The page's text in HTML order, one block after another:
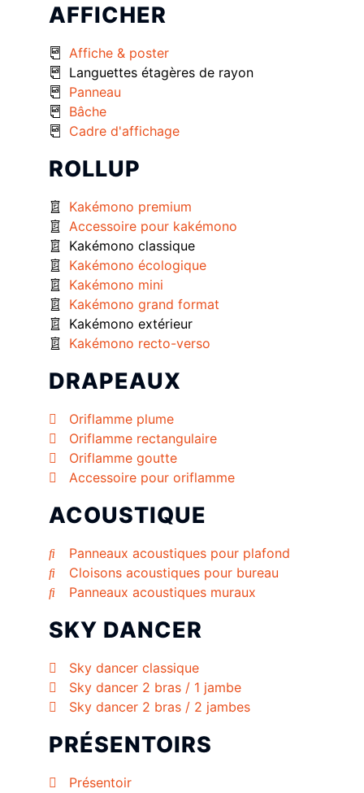
AFFICHER
Affiche & poster
Languettes étagères de rayon
Panneau
Bâche
Cadre d'affichage
ROLLUP
Kakémono premium
Accessoire pour kakémono
Kakémono classique
Kakémono écologique
Kakémono mini
Kakémono grand format
Kakémono extérieur
Kakémono recto-verso
DRAPEAUX
Oriflamme plume
Oriflamme rectangulaire
Oriflamme goutte
Accessoire pour oriflamme
ACOUSTIQUE
Panneaux acoustiques pour plafond
Cloisons acoustiques pour bureau
Panneaux acoustiques muraux
SKY DANCER
Sky dancer classique
Sky dancer 2 bras / 1 jambe
Sky dancer 2 bras / 2 jambes
PRÉSENTOIRS
Présentoir